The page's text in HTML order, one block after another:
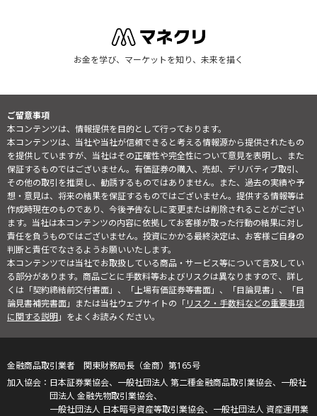
お金を学び、マーケットを知り、未来を描く
ご留意事項
本コンテンツは、情報提供を目的として行っております。
本コンテンツは、当社や当社が信頼できると考える情報源から提供されたもの
を提供していますが、当社はその正確性や完全性について意見を表明し、また
保証するものではございません。有価証券の購入、売却、デリバティブ取引、
その他の取引を推奨し、勧誘するものではありません。また、過去の実績や予
想・意見は、将来の結果を保証するものではございません。提供する情報等は
作成時現在のものであり、今後予告なしに変更または削除されることがござい
ます。当社は本コンテンツの内容に依拠してお客様が取った行動の結果に対し
責任を負うものではございません。投資にかかる最終決定は、お客様ご自身の
判断と責任でなさるようお願いいたします。
本コンテンツでは当社でお取扱している商品・サービス等について言及してい
る部分があります。商品ごとに手数料等およびリスクは異なりますので、詳し
くは「契約締結前交付書面」、「上場有価証券等書面」、「目論見書」、「目
論見書補完書面」または当社ウェブサイトの「リスク・手数料などの重要事項
に関する説明」をよくお読みください。
金融商品取引業者 関東財務局長（金商）第165号
日本証券業協会、一般社団法人 第二種金融商品取引業協会、一般社
団法人 金融先物取引業協会、
一般社団法人 日本暗号資産等取引業協会、一般社団法人 資産運用業